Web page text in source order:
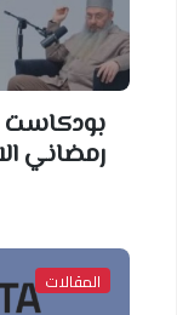
بودكاست
رمضاني الافضل
المقالات